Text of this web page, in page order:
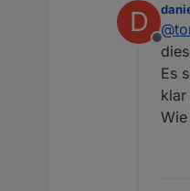
D @
Es
klar